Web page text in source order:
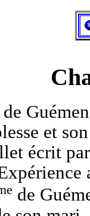
et
écrit
de